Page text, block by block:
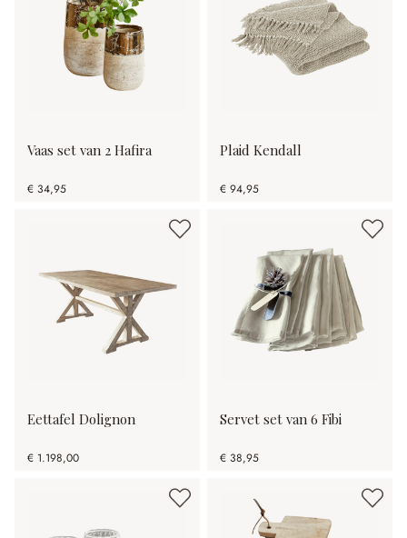
Vaas set van 2 Hafira
€ 34,95
Plaid Kendall
€ 94,95
Eettafel Dolignon
€ 1.198,00
Servet set van 6 Fibi
€ 38,95